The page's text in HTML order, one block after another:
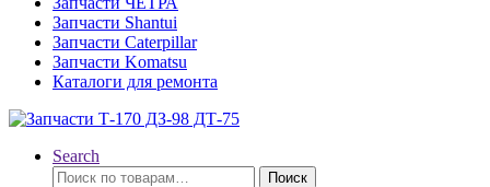
Запчасти Shantui
Запчасти Caterpillar
Запчасти Komatsu
Каталоги для ремонта
Search
Искать:
Поиск